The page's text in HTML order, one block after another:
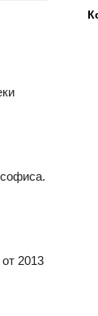
2013